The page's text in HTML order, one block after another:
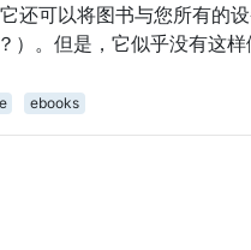
还可以将图书与您所有的
。但是，它似乎没有这
ebooks